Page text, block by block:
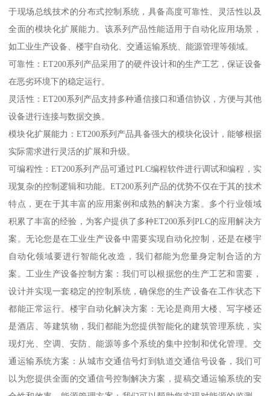
于现场总线技术的分布式控制系统，具备高度可靠性、灵活性以及
全面的模块化扩展能力。该系列产品性能适用于自动化应用场景，
如工业生产设备、楼宇自动化、交通运输系统、能源管理等领域。
可靠性：ET200系列产品采用了的硬件设计和的生产工艺，保证设备
在恶劣环境下的稳定运行。
灵活性：ET200系列产品支持多种通信接口和通信协议，方便与其他
设备进行连接与数据交换。
模块化扩展能力：ET200系列产品具备强大的模块化设计，能够根据
实际需求进行灵活的扩展和升级。
可编程性：ET200系列产品可通过PLC编程软件进行调试和编程，实
现复杂的控制逻辑和功能。ET200系列产品的优势不仅在于其的技术
特点，更在于其丰富的应用案例和成熟的解决方案。多个行业领域
积累了丰富的经验，为客户提供了多种ET200系列PLC的应用解决方
案。无论您是在工业生产设备中需要实现自动化控制，还是在楼宇
自动化领域要进行智能化改造，我们都能为您量身定制合适的方
案。工业生产设备控制方案：我们可以根据您的生产工艺和需要，
设计并实现一套稳定的控制系统，确保您的生产设备在工作状态下
都能正常运行。楼宇自动化解决方案：无论是商用大楼、写字楼还
是酒店、等建筑物，我们都能为您提供智能化的建筑管理系统，实
现灯光、空调、安防、能源等多个系统的集中控制和优化管理。交
通运输系统方案：从城市交通信号灯到轨道交通信号设备，我们可
以为您提供全面的交通信号控制解决方案，提稿交通运输系统的安